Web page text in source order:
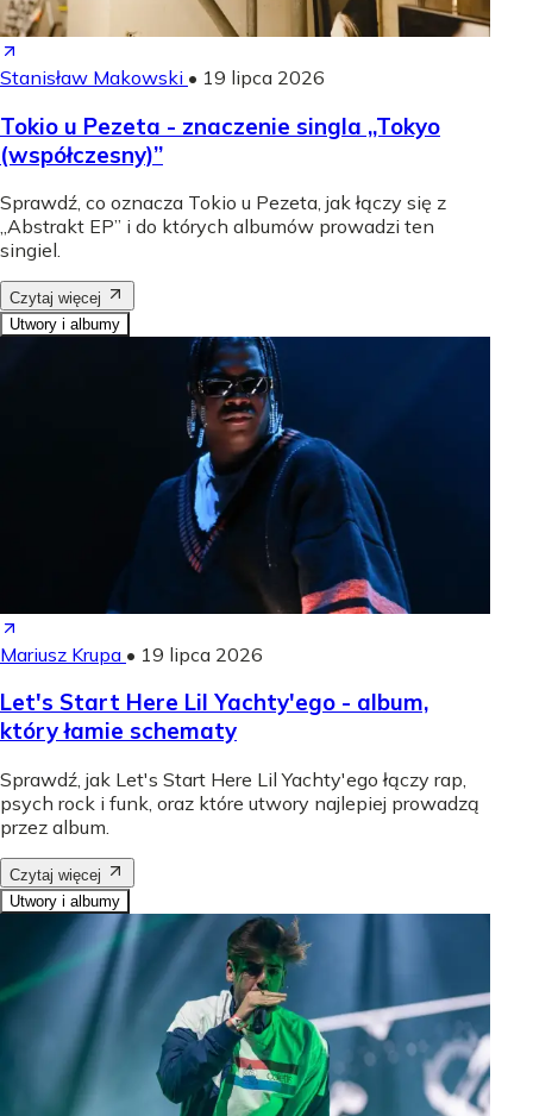
Stanisław Makowski • 19 lipca 2026
Tokio u Pezeta - znaczenie singla „Tokyo
(współczesny)”
Sprawdź, co oznacza Tokio u Pezeta, jak łączy się z
„Abstrakt EP” i do których albumów prowadzi ten
singiel.
Czytaj więcej
Utwory i albumy
Mariusz Krupa • 19 lipca 2026
Let's Start Here Lil Yachty'ego - album,
który łamie schematy
Sprawdź, jak Let's Start Here Lil Yachty'ego łączy rap,
psych rock i funk, oraz które utwory najlepiej prowadzą
przez album.
Czytaj więcej
Utwory i albumy